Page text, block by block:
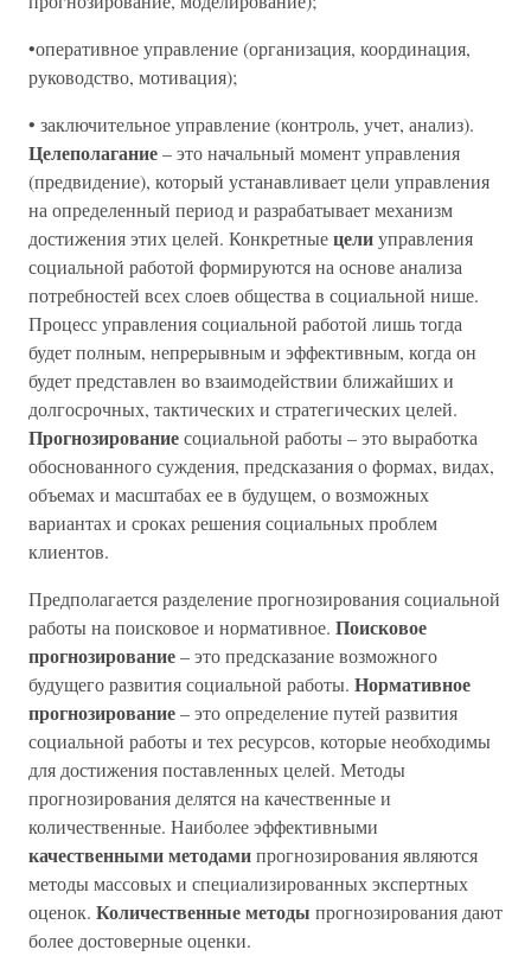
•оперативное управление (организация, координация,
руководство, мотивация);
• заключительное управление (контроль, учет, анализ).
Целеполагание– это начальный момент управления
(предвидение), который устанавливает цели управления
на определенный период и разрабатывает механизм
достижения этих целей. Конкретныецелиуправления
социальной работой формируются на основе анализа
потребностей всех слоев общества в социальной нише.
Процесс управления социальной работой лишь тогда
будет полным, непрерывным и эффективным, когда он
будет представлен во взаимодействии ближайших и
долгосрочных, тактических и стратегических целей.
Прогнозированиесоциальной работы – это выработка
обоснованного суждения, предсказания о формах, видах,
объемах и масштабах ее в будущем, о возможных
вариантах и сроках решения социальных проблем
клиентов.
Предполагается разделение прогнозирования социальной
работы на поисковое и нормативное. Поисковое
прогнозирование– это предсказание возможного
будущего развития социальной работы. Нормативное
прогнозирование– это определение путей развития
социальной работы и тех ресурсов, которые необходимы
для достижения поставленных целей. Методы
прогнозирования делятся на качественные и
количественные. Наиболее эффективными
качественными методамипрогнозирования являются
методы массовых и специализированных экспертных
оценок. Количественные методы прогнозирования дают
более достоверные оценки.